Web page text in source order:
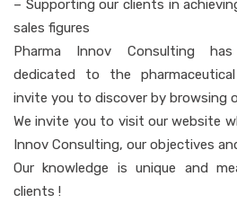
– Supporting our clients in
sales figures
Pharma Innov Consulting
dedicated to the
invite you to discover by browsing
We invite you to visit our website
Innov Consulting, our objectives
Our knowledge is unique and
clients !